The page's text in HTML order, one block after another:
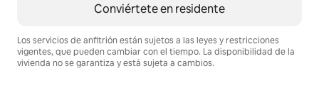
Conviértete en residente
Los servicios de anfitrión están sujetos a las leyes y restricciones
vigentes, que pueden cambiar con el tiempo. La disponibilidad de la
vivienda no se garantiza y está sujeta a cambios.